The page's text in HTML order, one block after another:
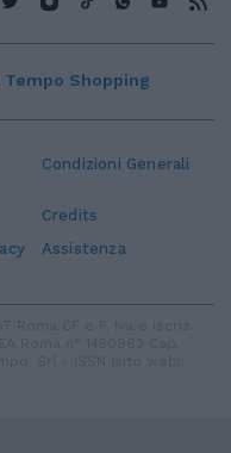
Condizioni Generali
Credits
Assistenza
Tempo Shopping